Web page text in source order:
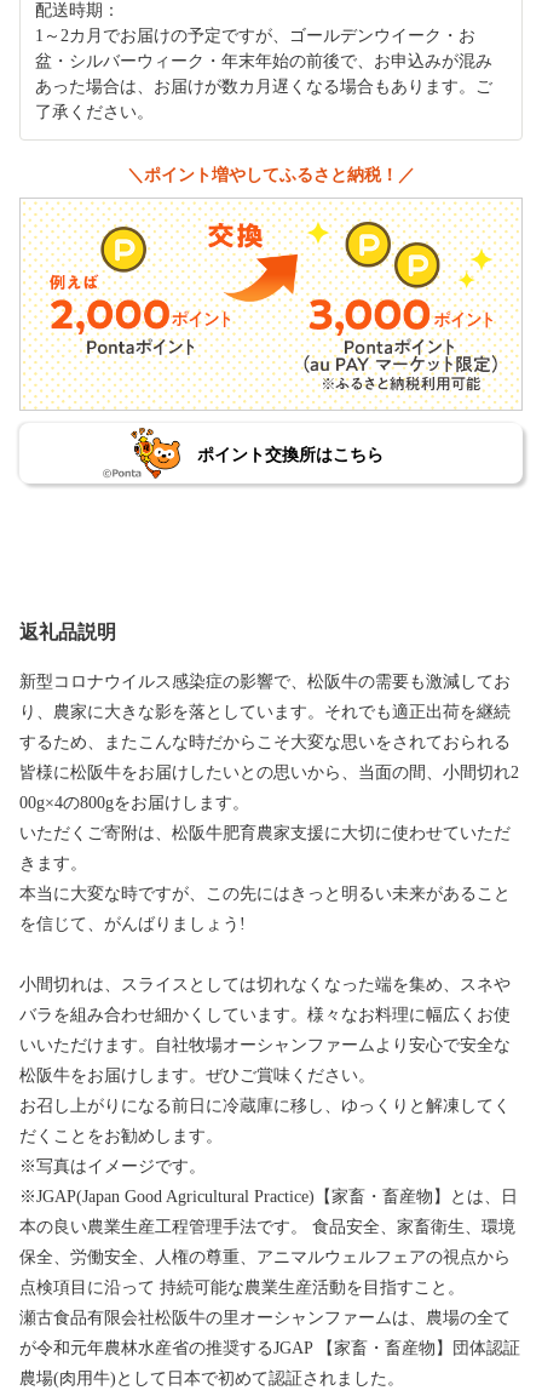
配送時期：
1～2カ月でお届けの予定ですが、ゴールデンウイーク・お
盆・シルバーウィーク・年末年始の前後で、お申込みが混み
あった場合は、お届けが数カ月遅くなる場合もあります。ご
了承ください。
＼ポイント増やしてふるさと納税！／
ポイント交換所はこちら
返礼品説明
新型コロナウイルス感染症の影響で、松阪牛の需要も激減してお
り、農家に大きな影を落としています。それでも適正出荷を継続
するため、またこんな時だからこそ大変な思いをされておられる
皆様に松阪牛をお届けしたいとの思いから、当面の間、小間切れ2
00g×4の800gをお届けします。
いただくご寄附は、松阪牛肥育農家支援に大切に使わせていただ
きます。
本当に大変な時ですが、この先にはきっと明るい未来があること
を信じて、がんばりましょう!
小間切れは、スライスとしては切れなくなった端を集め、スネや
バラを組み合わせ細かくしています。様々なお料理に幅広くお使
いいただけます。自社牧場オーシャンファームより安心で安全な
松阪牛をお届けします。ぜひご賞味ください。
お召し上がりになる前日に冷蔵庫に移し、ゆっくりと解凍してく
だくことをお勧めします。
※写真はイメージです。
※JGAP(Japan Good Agricultural Practice)【家畜・畜産物】とは、日
本の良い農業生産工程管理手法です。 食品安全、家畜衛生、環境
保全、労働安全、人権の尊重、アニマルウェルフェアの視点から
点検項目に沿って 持続可能な農業生産活動を目指すこと。
瀬古食品有限会社松阪牛の里オーシャンファームは、農場の全て
が令和元年農林水産省の推奨するJGAP 【家畜・畜産物】団体認証
農場(肉用牛)として日本で初めて認証されました。